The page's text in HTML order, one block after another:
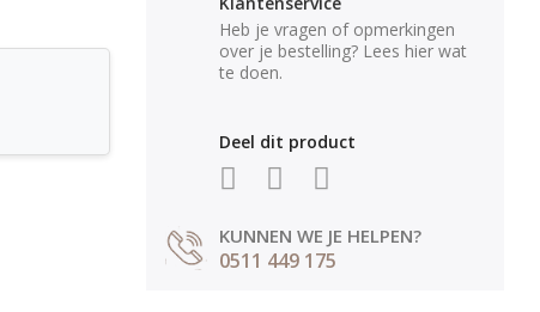
Heb je vragen of opmerkingen
over je bestelling? Lees hier wat
te doen.
Deel dit product
KUNNEN WE JE HELPEN?
0511 449 175